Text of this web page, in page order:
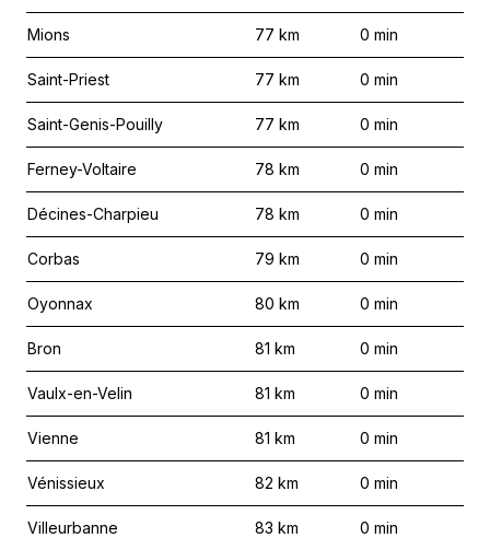
Mions 77 km 0 min
Saint-Priest 77 km 0 min
Saint-Genis-Pouilly 77 km 0 min
Ferney-Voltaire 78 km 0 min
Décines-Charpieu 78 km 0 min
Corbas 79 km 0 min
Oyonnax 80 km 0 min
Bron 81 km 0 min
Vaulx-en-Velin 81 km 0 min
Vienne 81 km 0 min
Vénissieux 82 km 0 min
Villeurbanne 83 km 0 min